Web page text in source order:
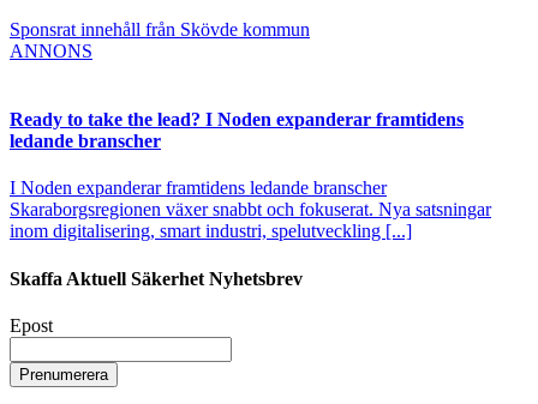
Sponsrat innehåll från Skövde kommun
ANNONS
Ready to take the lead? I Noden expanderar framtidens
ledande branscher
I Noden expanderar framtidens ledande branscher
Skaraborgsregionen växer snabbt och fokuserat. Nya satsningar
inom digitalisering, smart industri, spelutveckling [...]
Skaffa Aktuell Säkerhet Nyhetsbrev
Epost
Prenumerera